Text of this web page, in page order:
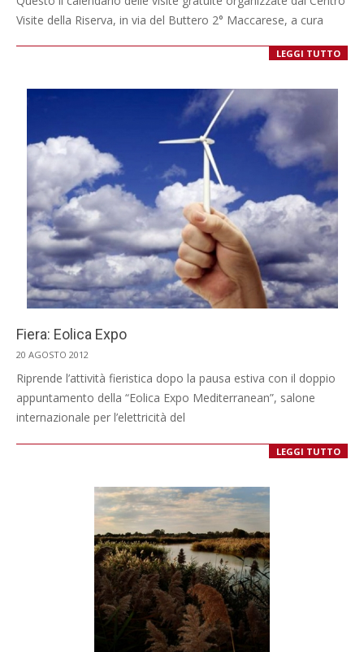
24
Visite della Riserva, in via del Buttero 2° Maccarese, a cura
LEGGI TUTTO
Fiera: Eolica Expo
2012-
08-
20
20 AGOSTO 2012
Riprende l’attività fieristica dopo la pausa estiva con il doppio
appuntamento della “Eolica Expo Mediterranean”, salone
internazionale per l’elettricità del
LEGGI TUTTO